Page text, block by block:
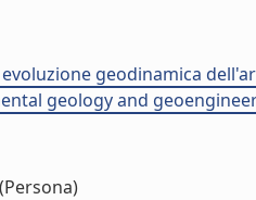
geodinamica
geology and
(Persona)